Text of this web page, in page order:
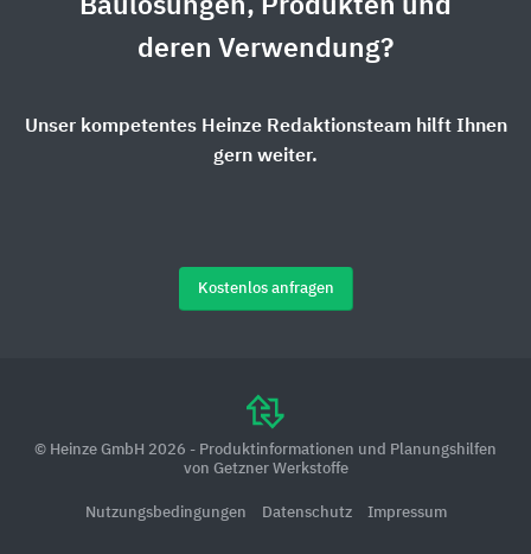
Baulösungen, Produkten und
deren Verwendung?
Unser kompetentes Heinze Redaktionsteam hilft Ihnen
gern weiter.
Kostenlos anfragen
© Heinze GmbH 2026 - Produktinformationen und Planungshilfen
von Getzner Werkstoffe
Nutzungsbedingungen Datenschutz Impressum